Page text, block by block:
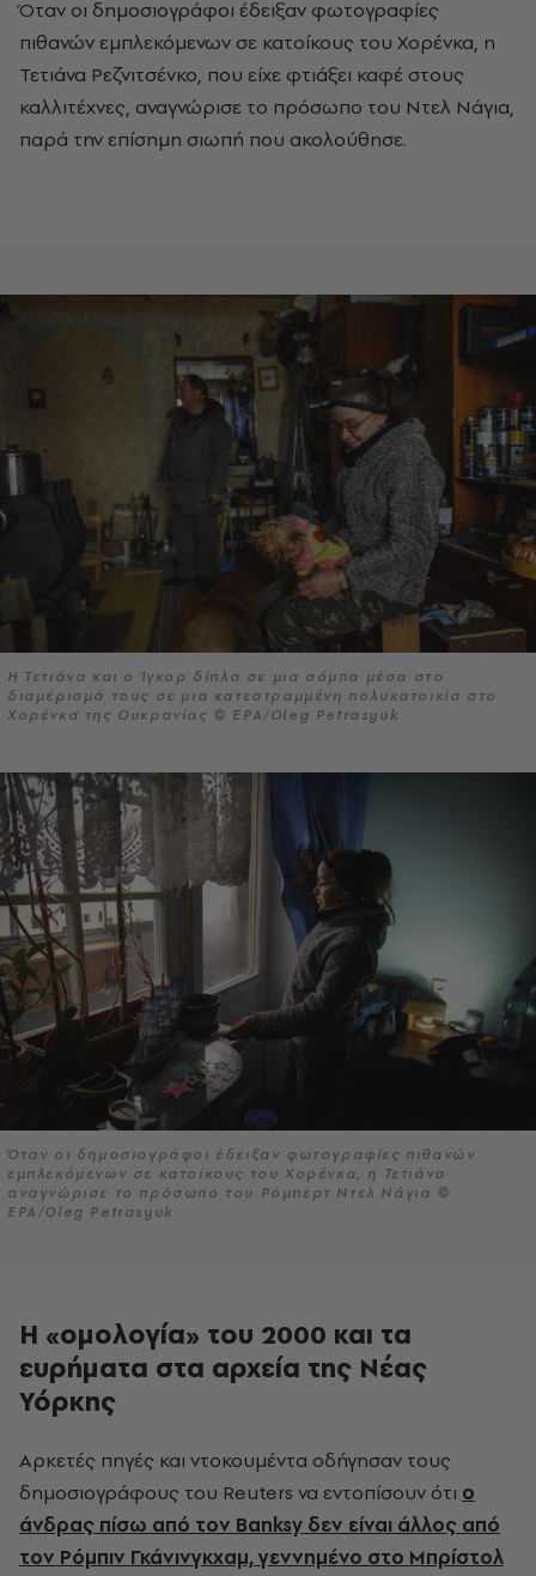
Όταν οι δημοσιογράφοι έδειξαν φωτογραφίες
πιθανών εμπλεκόμενων σε κατοίκους του Χορένκα, η
Τετιάνα Ρεζνιτσένκο, που είχε φτιάξει καφέ στους
καλλιτέχνες, αναγνώρισε το πρόσωπο του Ντελ Νάγια,
παρά την επίσημη σιωπή που ακολούθησε.
Η Τετιάνα και ο Ίγκορ δίπλα σε μια σόμπα μέσα στο
διαμέρισμά τους σε μια κατεστραμμένη πολυκατοικία στο
Χορένκα της Ουκρανίας © EPA/Oleg Petrasyuk
Όταν οι δημοσιογράφοι έδειξαν φωτογραφίες πιθανών
εμπλεκόμενων σε κατοίκους του Χορένκα, η Τετιάνα
αναγνώρισε το πρόσωπο του Ρόμπερτ Ντελ Νάγια ©
EPA/Oleg Petrasyuk
Η «ομολογία» του 2000 και τα
ευρήματα στα αρχεία της Νέας
Υόρκης
Αρκετές πηγές και ντοκουμέντα οδήγησαν τους
δημοσιογράφους του Reuters να εντοπίσουν ότι ο
άνδρας πίσω από τον Banksy δεν είναι άλλος από
τον Ρόμπιν Γκάνινγκχαμ, γεννημένο στο Μπρίστολ